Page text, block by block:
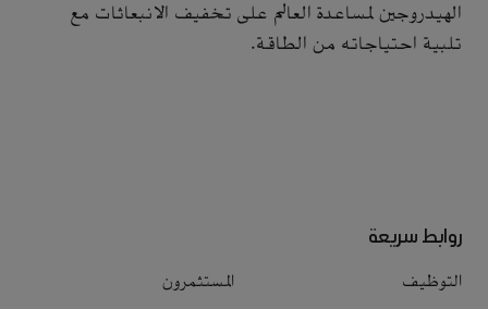
الهيدروجين لمساعدة العالم على تخفيف الانبعاثات مع
تلبية احتياجاته من الطاقة.
روابط سريعة
التوظيف
المستثمرون